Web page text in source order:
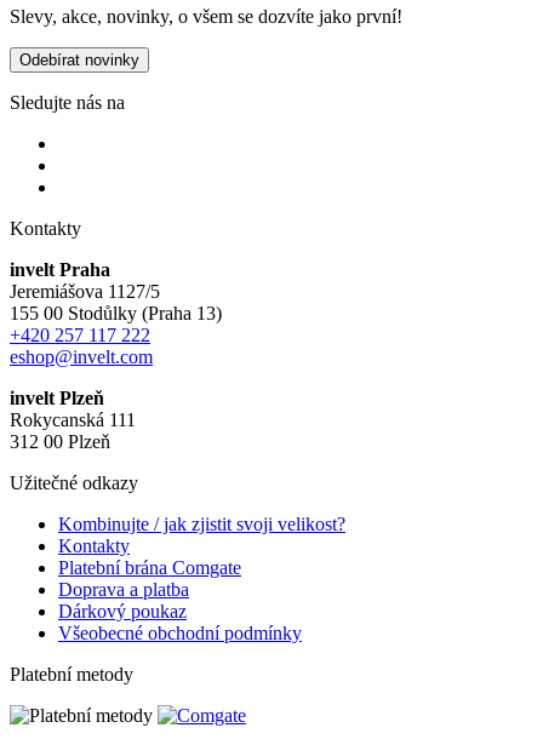
Slevy, akce, novinky, o všem se dozvíte jako první!
Odebírat novinky
Sledujte nás na
Kontakty
invelt Praha
Jeremiášova 1127/5
155 00 Stodůlky (Praha 13)
+420 257 117 222
eshop@invelt.com
invelt Plzeň
Rokycanská 111
312 00 Plzeň
Užitečné odkazy
Kombinujte / jak zjistit svoji velikost?
Kontakty
Platební brána Comgate
Doprava a platba
Dárkový poukaz
Všeobecné obchodní podmínky
Platební metody